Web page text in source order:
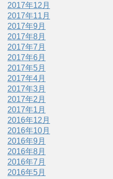
2017年12月
2017年11月
2017年9月
2017年8月
2017年7月
2017年6月
2017年5月
2017年4月
2017年3月
2017年2月
2017年1月
2016年12月
2016年10月
2016年9月
2016年8月
2016年7月
2016年5月